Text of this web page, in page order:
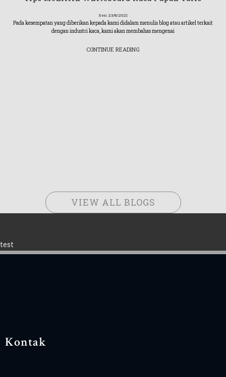
Sen 23/8/2021
Pada kesempatan yang diberikan kepada kami didalam menulis blog atau artikel terkait
dengan industri kaca, kami akan membahas mengenai
CONTINUE READING
VIEW ALL BLOGS
test
Kontak